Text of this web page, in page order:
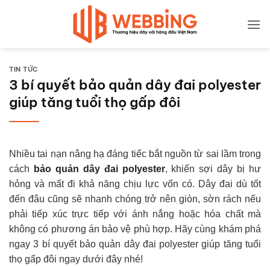
TIN TỨC
3 bí quyết bảo quản dây đai polyester
giúp tăng tuổi thọ gấp đôi
Nhiều tai nạn nâng hạ đáng tiếc bắt nguồn từ sai lầm trong
cách
bảo quản dây đai polyester, khiến sợi dây bị hư
hỏng và mất đi khả năng chịu lực vốn có. Dây đai dù tốt
đến đâu cũng sẽ nhanh chóng trở nên giòn, sờn rách nếu
phải tiếp xúc trực tiếp với ánh nắng hoặc hóa chất mà
không có phương án bảo vệ phù hợp. Hãy cùng khám phá
ngay 3 bí quyết bảo quản dây đai polyester giúp tăng tuổi
thọ gấp đôi ngay dưới đây nhé!